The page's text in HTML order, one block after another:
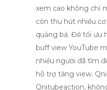
xem cao không chỉ
còn thu hút nhiều
quảng bá. Để tối ưu
buff view YouTube
nhiều người đã tìm
hỗ trợ tăng view.
Qnitubeaction,